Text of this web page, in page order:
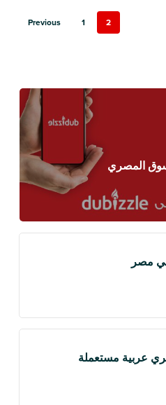
Previous 1 2
المصري
عربية مستعملة